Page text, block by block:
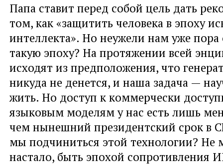
Папа ставит перед собой цель дать
том, как «защитить человека в эпоху
интеллекта». Но неужели нам уже пора
такую эпоху? На протяжении всей
исходят из предположения, что
никуда не денется, и наша задача —
жить. Но доступ к коммерчески
языковым моделям у нас есть лишь
чем нынешний президентский срок в
мы подчиниться этой технологии? Не
настало, быть эпохой сопротивления